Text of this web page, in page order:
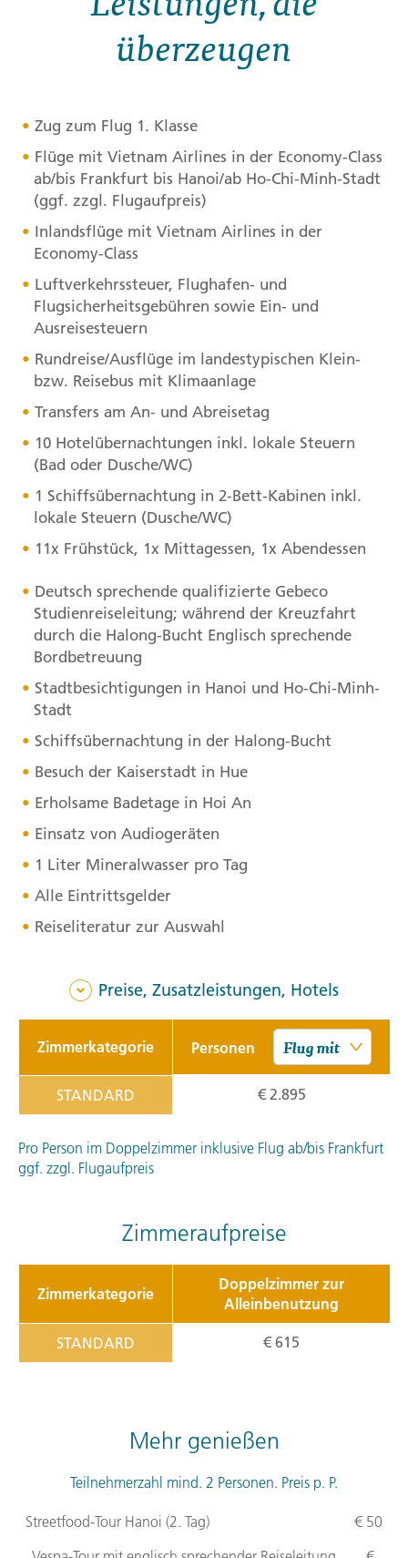
überzeugen
Zug zum Flug 1. Klasse
Flüge mit Vietnam Airlines in der Economy-Class
ab/bis Frankfurt bis Hanoi/ab Ho-Chi-Minh-Stadt
(ggf. zzgl. Flugaufpreis)
Inlandsflüge mit Vietnam Airlines in der
Economy-Class
Luftverkehrssteuer, Flughafen- und
Flugsicherheitsgebühren sowie Ein- und
Ausreisesteuern
Rundreise/Ausflüge im landestypischen Klein-
bzw. Reisebus mit Klimaanlage
Transfers am An- und Abreisetag
10 Hotelübernachtungen inkl. lokale Steuern
(Bad oder Dusche/WC)
1 Schiffsübernachtung in 2-Bett-Kabinen inkl.
lokale Steuern (Dusche/WC)
11x Frühstück, 1x Mittagessen, 1x Abendessen
Deutsch sprechende qualifizierte Gebeco
Studienreiseleitung; während der Kreuzfahrt
durch die Halong-Bucht Englisch sprechende
Bordbetreuung
Stadtbesichtigungen in Hanoi und Ho-Chi-Minh-
Stadt
Schiffsübernachtung in der Halong-Bucht
Besuch der Kaiserstadt in Hue
Erholsame Badetage in Hoi An
Einsatz von Audiogeräten
1 Liter Mineralwasser pro Tag
Alle Eintrittsgelder
Reiseliteratur zur Auswahl
Preise, Zusatzleistungen, Hotels
Zimmerkategorie Personen
STANDARD € 2.895
Pro Person im Doppelzimmer inklusive Flug ab/bis Frankfurt
ggf. zzgl. Flugaufpreis
Zimmeraufpreise
Zimmerkategorie
Doppelzimmer zur
Alleinbenutzung
STANDARD € 615
Mehr genießen
Teilnehmerzahl mind. 2 Personen. Preis p. P.
Streetfood-Tour Hanoi (2. Tag)
€ 50